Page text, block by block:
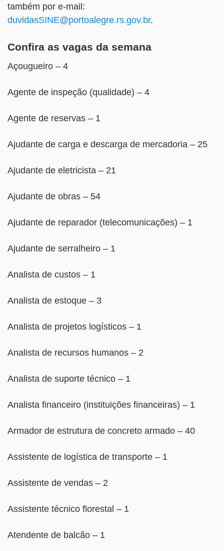
também por e-mail:
duvidasSINE@portoalegre.rs.gov.br.
Confira as vagas da semana
Açougueiro – 4
Agente de inspeção (qualidade) – 4
Agente de reservas – 1
Ajudante de carga e descarga de mercadoria – 25
Ajudante de eletricista – 21
Ajudante de obras – 54
Ajudante de reparador (telecomunicações) – 1
Ajudante de serralheiro – 1
Analista de custos – 1
Analista de estoque – 3
Analista de projetos logísticos – 1
Analista de recursos humanos – 2
Analista de suporte técnico – 1
Analista financeiro (instituições financeiras) – 1
Armador de estrutura de concreto armado – 40
Assistente de logística de transporte – 1
Assistente de vendas – 2
Assistente técnico florestal – 1
Atendente de balcão – 1